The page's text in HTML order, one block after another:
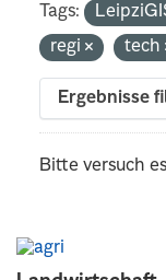
Tags:
regi
tech
Ergebnisse
Bitte versuch